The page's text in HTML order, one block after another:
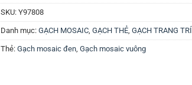
SKU: Y97808
Danh mục: GẠCH MOSAIC, GẠCH THẺ, GẠCH TRANG TRÍ
Thẻ: Gạch mosaic đen, Gạch mosaic vuông